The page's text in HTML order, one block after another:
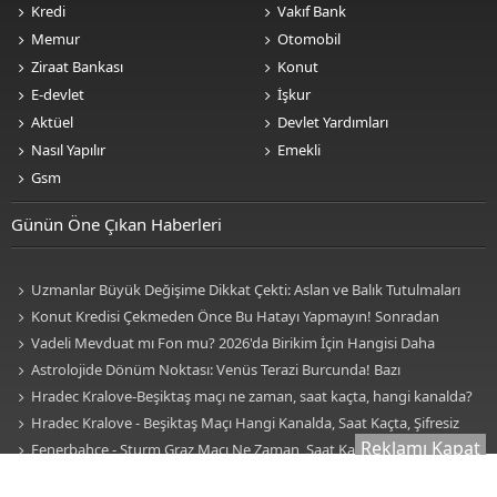
Kredi
Memur
Ziraat Bankası
E-devlet
Aktüel
Nasıl Yapılır
Gsm
Vakıf Bank
Otomobil
Konut
İşkur
Devlet Yardımları
Emekli
Günün Öne Çıkan Haberleri
Uzmanlar Büyük Değişime Dikkat Çekti: Aslan ve Balık Tutulmaları
Neleri Değiştirecek?
Konut Kredisi Çekmeden Önce Bu Hatayı Yapmayın! Sonradan
Pişman Olabilirsiniz
Vadeli Mevduat mı Fon mu? 2026'da Birikim İçin Hangisi Daha
Avantajlı? Nelere Dikkat Edilmeli?
Astrolojide Dönüm Noktası: Venüs Terazi Burcunda! Bazı
Sektörlerde Dengeler Değişecek...
Hradec Kralove-Beşiktaş maçı ne zaman, saat kaçta, hangi kanalda?
BJK Avrupa Ligi maçı şifresiz kanalda mı? Hradec Kralove-Beşiktaş maçı
şifresiz, HD canlı yayın
Hradec Kralove - Beşiktaş Maçı Hangi Kanalda, Saat Kaçta, Şifresiz
Mi? Avrupa Ligi 3. Ön Eleme Maçı Muhtemel 11'ler... Hradec Kralove-
Fenerbahçe - Sturm Graz Maçı Ne Zaman, Saat Kaçta, HangiReklamı Kapat